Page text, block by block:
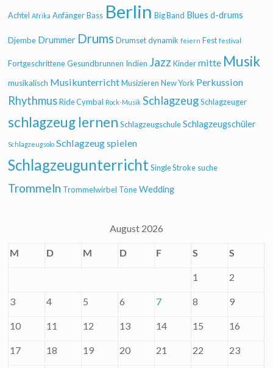
Achtel Afrika Anfänger Bass Berlin Big Band Blues d-drums
Djembe Drummer Drums Drumset dynamik feiern Fest festival
Fortgeschrittene Gesundbrunnen Indien Jazz Kinder mitte Musik
musikalisch Musikunterricht Musizieren New York Perkussion
Rhythmus Ride Cymbal Rock-Musik Schlagzeug Schlagzeuger
schlagzeug lernen Schlagzeugschule Schlagzeugschüler
Schlagzeugsolo Schlagzeug spielen
Schlagzeugunterricht Single Stroke suche
Trommeln Trommelwirbel Töne Wedding
August 2026
M D M D F S S
1 2
3 4 5 6 7 8 9
10 11 12 13 14 15 16
17 18 19 20 21 22 23